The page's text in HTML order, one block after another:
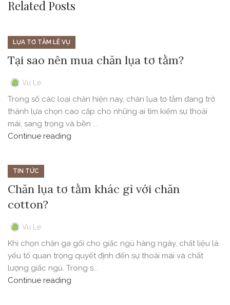
Related Posts
LỤA TƠ TẰM LÊ VỤ
Tại sao nên mua chăn lụa tơ tằm?
Vu Le
Trong số các loại chăn hiện nay, chăn lụa tơ tằm đang trở
thành lựa chọn cao cấp cho những ai tìm kiếm sự thoải
mái, sang trọng và bền ...
Continue reading
TIN TỨC
Chăn lụa tơ tằm khác gì với chăn
cotton?
Vu Le
Khi chọn chăn ga gối cho giấc ngủ hàng ngày, chất liệu là
yếu tố quan trọng quyết định đến sự thoải mái và chất
lượng giấc ngủ. Trong s...
Continue reading